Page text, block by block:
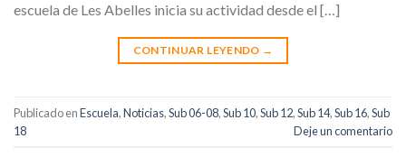
escuela de Les Abelles inicia su actividad desde el […]
CONTINUAR LEYENDO →
Publicado enEscuela,Noticias,Sub 06-08,Sub 10,Sub 12,Sub 14,Sub 16,Sub
18
Deje un comentario